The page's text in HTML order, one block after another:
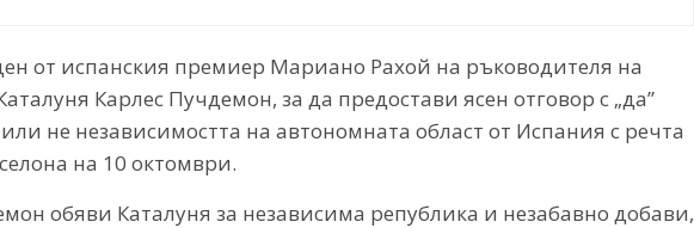
от испанския премиер Мариано Рахой на ръководителя на
Карлес Пучдемон, за да предостави ясен отговор с „да”
не независимостта на автономната област от Испания с речта
на 10 октомври.
обяви Каталуня за независима република и незабавно добави,